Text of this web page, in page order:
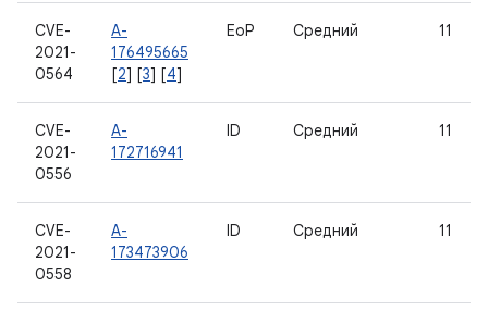
CVE-
2021-
0564
A-
176495665
[2] [3] [4]
EoP Средний 11
CVE-
2021-
0556
A-
172716941
ID Средний 11
CVE-
2021-
0558
A-
173473906
ID Средний 11